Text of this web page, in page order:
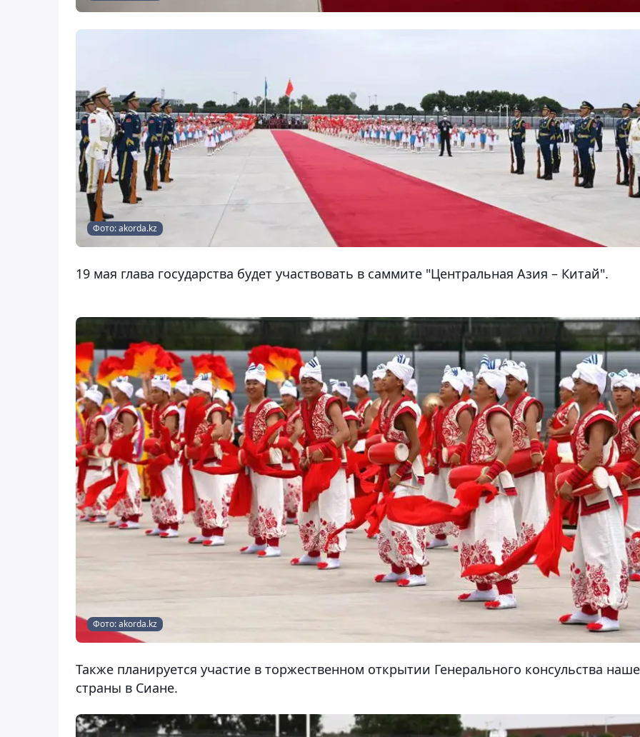
Фото: akorda.kz
19 мая глава государства будет участвовать в саммите "Центральная Азия – Китай".
Фото: akorda.kz
Также планируется участие в торжественном открытии Генерального консульства
страны в Сиане.